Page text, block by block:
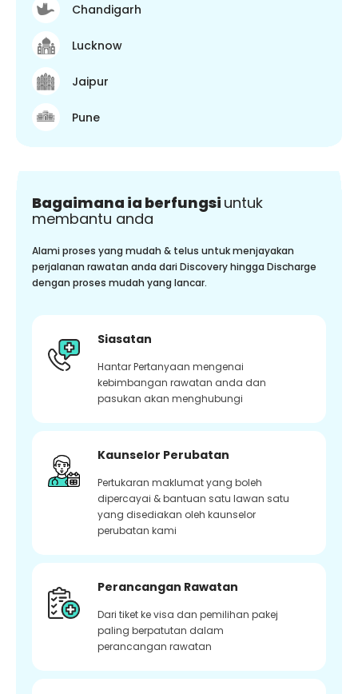
Chandigarh
Lucknow
Jaipur
Pune
Bagaimana ia berfungsi untuk
membantu anda
Alami proses yang mudah & telus untuk menjayakan
perjalanan rawatan anda dari Discovery hingga Discharge
dengan proses mudah yang lancar.
Siasatan
Hantar Pertanyaan mengenai
kebimbangan rawatan anda dan
pasukan akan menghubungi
Kaunselor Perubatan
Pertukaran maklumat yang boleh
dipercayai & bantuan satu lawan satu
yang disediakan oleh kaunselor
perubatan kami
Perancangan Rawatan
Dari tiket ke visa dan pemilihan pakej
paling berpatutan dalam
perancangan rawatan